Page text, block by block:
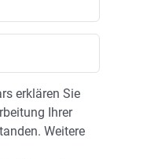
erklären Sie
Ihrer
Weitere